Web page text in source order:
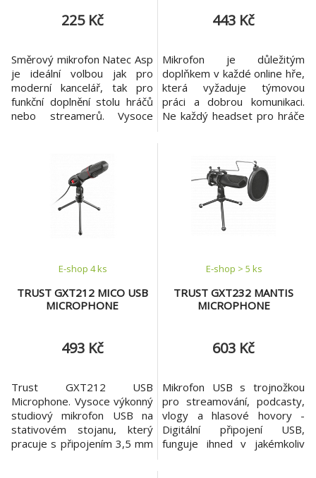
225 Kč
Směrový mikrofon Natec Asp
je ideální volbou jak pro
moderní kancelář, tak pro
funkční doplnění stolu hráčů
nebo streamerů. Vysoce
jedinečný kardioidní snímací
polárizace jsou hlavními
výhodami tohoto produktu.
PERFEKTNÍ KVALITA Natec
Asp je dokonale přizpůsoben
nejen každodenní
443 Kč
Mikrofon je důležitým
doplňkem v každé online hře,
která vyžaduje týmovou
práci a dobrou komunikaci.
Ne každý headset pro hráče
bez mikrofonu. Mikrofon
Genesis Radium 100
uspokojí všechny základní
potřeby v oblasti hraní nebo
záznamu zvuku a videa.
Kompaktní velikost, tlačítko
TRUST GXT212 MICO USB
MICROPHONE
E-shop 4 ks
493 Kč
Trust GXT212 USB
Microphone. Vysoce výkonný
studiový mikrofon USB na
stativovém stojanu, který
pracuje s připojením 3,5 mm
TRUST GXT232 MANTIS
MICROPHONE
E-shop > 5 ks
603 Kč
Mikrofon USB s trojnožkou
pro streamování, podcasty,
vlogy a hlasové hovory -
Digitální připojení USB,
funguje ihned v jakémkoliv